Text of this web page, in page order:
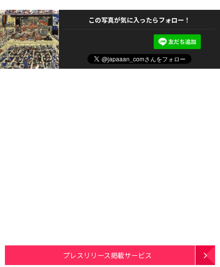
この写真が気に入ったらフォロー！
プレスリリース掲載サービス